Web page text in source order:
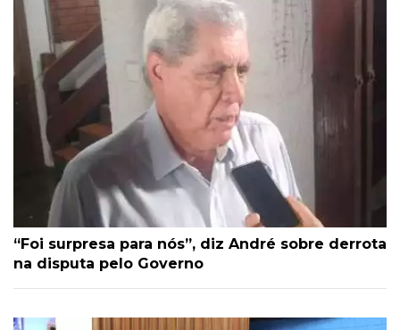
“Foi surpresa para nós”, diz André sobre derrota
na disputa pelo Governo